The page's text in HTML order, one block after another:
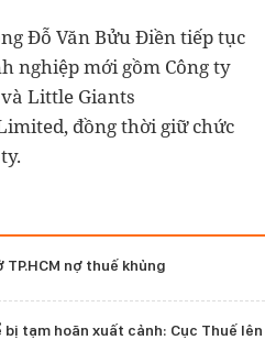
Đỗ Văn Bửu Điền tiếp tục
nghiệp mới gồm Công ty
Little Giants
đồng thời giữ chức
nợ thuế khủng
tạm hoãn xuất cảnh: Cục Thuế lên